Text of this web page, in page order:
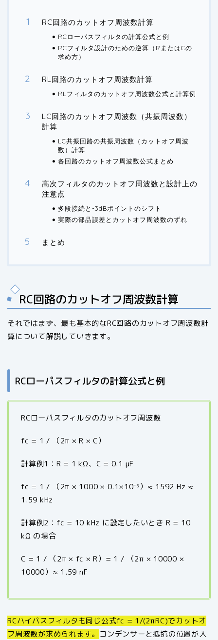
RC回路のカットオフ周波数計算
RCローパスフィルタの計算公式と例
RCフィルタ設計のための逆算（RまたはCの
求め方）
RL回路のカットオフ周波数計算
RLフィルタのカットオフ周波数公式と計算例
LC回路のカットオフ周波数（共振周波数）
計算
LC共振回路の共振周波数（カットオフ周波
数）計算
各回路のカットオフ周波数公式まとめ
高次フィルタのカットオフ周波数と設計上の
注意点
多段接続と-3dBポイントのシフト
実際の部品誤差とカットオフ周波数のずれ
まとめ
RC回路のカットオフ周波数計算
それではまず、最も基本的なRC回路のカットオフ周波数計
算について解説していきます。
RCローパスフィルタの計算公式と例
RCローパスフィルタのカットオフ周波数
fc = 1 / （2π × R × C）
計算例1：R = 1 kΩ、C = 0.1 μF
fc = 1 / （2π × 1000 × 0.1×10⁻⁶）≈ 1592 Hz ≈
1.59 kHz
計算例2：fc = 10 kHz に設定したいとき R = 10
kΩ の場合
C = 1 / （2π × fc × R）= 1 / （2π × 10000 ×
10000）≈ 1.59 nF
RCハイパスフィルタも同じ公式fc = 1/(2πRC)でカットオ
フ周波数が求められます。 コンデンサーと抵抗の位置が入